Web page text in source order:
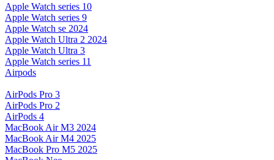
Apple Watch series 10
Apple Watch series 9
Apple Watch se 2024
Apple Watch Ultra 2 2024
Apple Watch Ultra 3
Apple Watch series 11
Airpods
AirPods Pro 3
AirPods Pro 2
AirPods 4
MacBook Air M3 2024
MacBook Air M4 2025
MacBook Pro M5 2025